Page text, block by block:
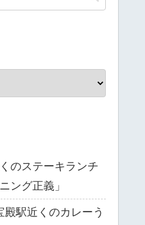
のステーキランチ
ング正義」
駅近くのカレーう